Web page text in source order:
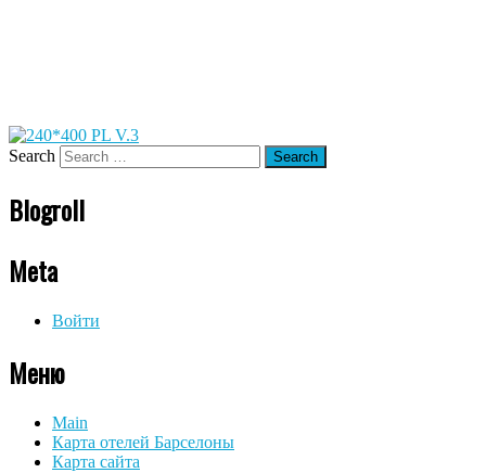
Search
Blogroll
Meta
Войти
Меню
Main
Карта отелей Барселоны
Карта сайта